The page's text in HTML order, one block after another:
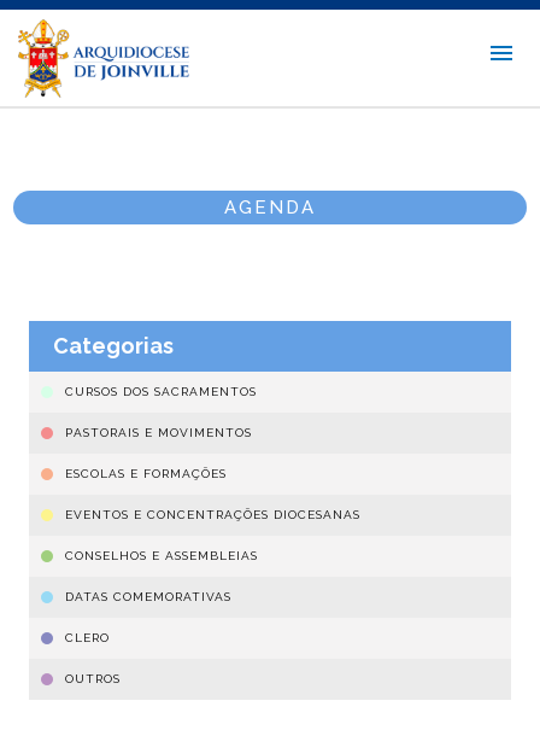
AGENDA
Categorias
CURSOS DOS SACRAMENTOS
PASTORAIS E MOVIMENTOS
ESCOLAS E FORMAÇÕES
EVENTOS E CONCENTRAÇÕES DIOCESANAS
CONSELHOS E ASSEMBLEIAS
DATAS COMEMORATIVAS
CLERO
OUTROS